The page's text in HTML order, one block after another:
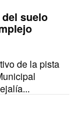
suelo
de la pista